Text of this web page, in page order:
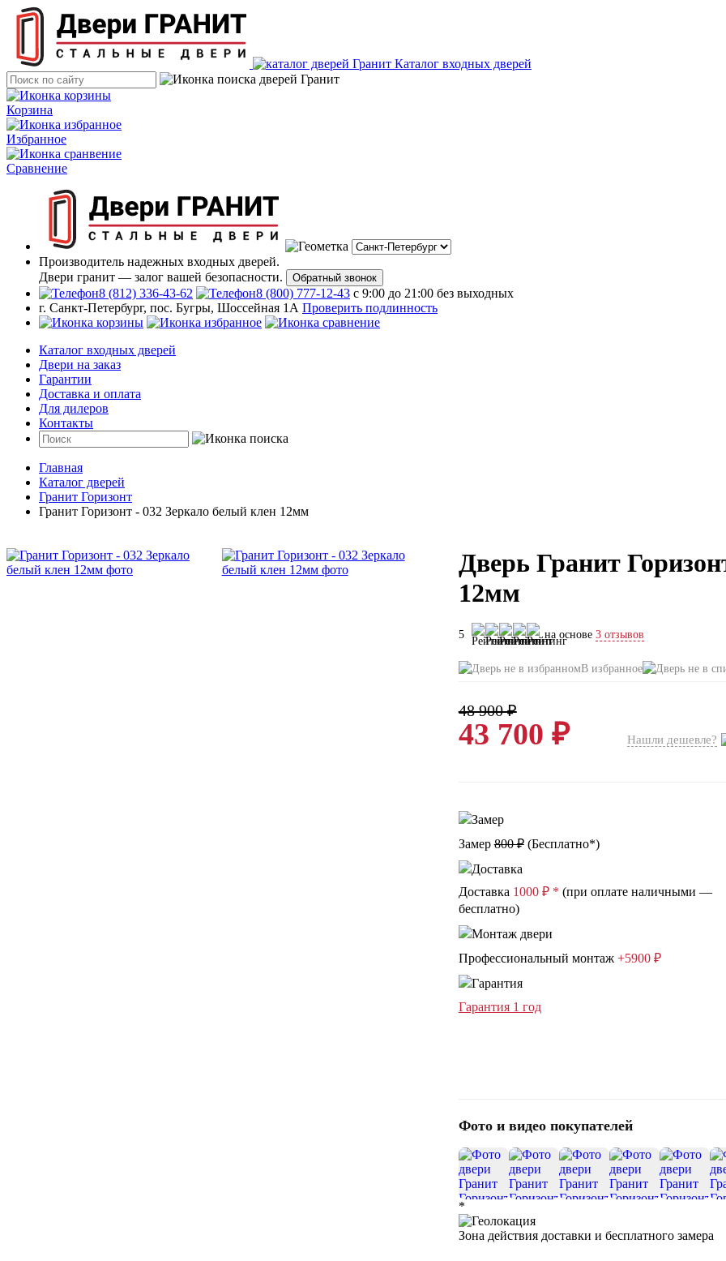
Каталог входных дверей
Корзина
Избранное
Сравнение
Производитель надежных входных дверей.
Двери гранит — залог вашей безопасности.
Обратный звонок
8 (812) 336-43-62 8 (800) 777-12-43 с 9:00 до 21:00 без выходных
г. Санкт-Петербург, пос. Бугры, Шоссейная 1А Проверить подлинность
Каталог входных дверей
Двери на заказ
Гарантии
Доставка и оплата
Для дилеров
Контакты
Главная
Каталог дверей
Гранит Горизонт
Гранит Горизонт - 032 Зеркало белый клен 12мм
Дверь Гранит
12мм
5 на основе 3 отзывов
В избранное
48 900 ₽
43 700 ₽ Нашли дешевле?
Замер800 ₽(Бесплатно*)
Доставка 1000 ₽ * (при оплате наличными —
бесплатно)
Профессиональный монтаж +5900 ₽
Гарантия 1 год
Фото и видео покупателей
*
Зона действия доставки и бесплатного замера